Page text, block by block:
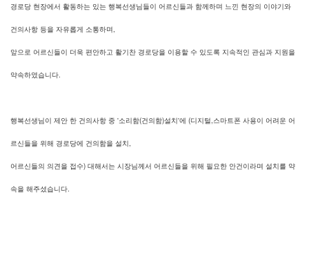
경로당 현장에서 활동하는 있는 행복선생님들이 어르신들과 함께하며 느낀 현장의 이야기와
건의사항 등을 자유롭게 소통하며,
앞으로 어르신들이 더욱 편안하고 활기찬 경로당을 이용할 수 있도록 지속적인 관심과 지원을
약속하였습니다.
행복선생님이 제안 한 건의사항 중 '소리함(건의함)설치'에 (디지털,스마트폰 사용이 어려운 어
르신들을 위해 경로당에 건의함을 설치,
어르신들의 의견을 접수) 대해서는 시장님께서 어르신들을 위해 필요한 안건이라며 설치를 약
속을 해주셨습니다.